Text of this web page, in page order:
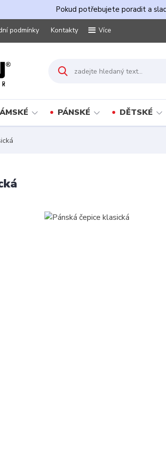
Pokud potřebujete poradit a
podmínky Kontakty Více
PÁNSKÉ DĚTSKÉ